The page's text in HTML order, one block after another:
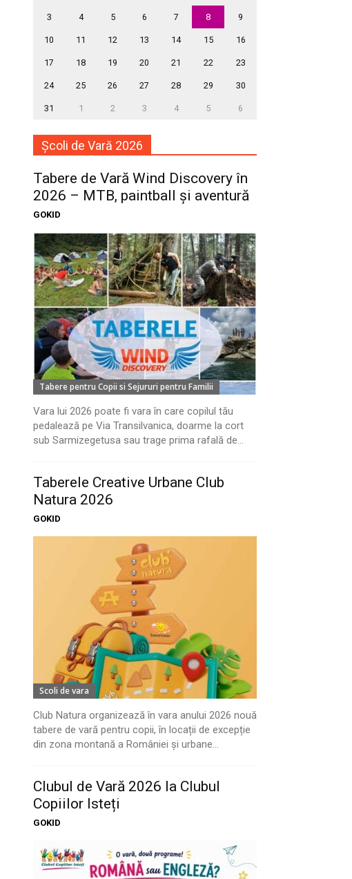
3 4 5 6 7 8 9
10 11 12 13 14 15 16
17 18 19 20 21 22 23
24 25 26 27 28 29 30
31 1 2 3 4 5 6
Școli de Vară 2026
Tabere de Vară Wind Discovery în
2026 – MTB, paintball și aventură
GOKID
Tabere pentru Copii si Sejururi pentru Familii
Vara lui 2026 poate fi vara în care copilul tău
pedalează pe Via Transilvanica, doarme la cort
sub Sarmizegetusa sau trage prima rafală de...
Taberele Creative Urbane Club
Natura 2026
GOKID
Scoli de vara
Club Natura organizează în vara anului 2026 nouă
tabere de vară pentru copii, în locații de excepție
din zona montană a României și urbane...
Clubul de Vară 2026 la Clubul
Copiilor Isteți
GOKID